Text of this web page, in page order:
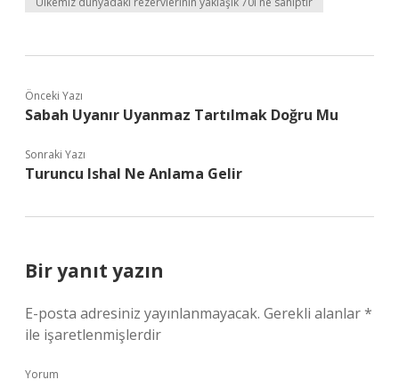
Önceki Yazı
Sabah Uyanır Uyanmaz Tartılmak Doğru Mu
Sonraki Yazı
Turuncu Ishal Ne Anlama Gelir
Bir yanıt yazın
E-posta adresiniz yayınlanmayacak. Gerekli alanlar*
ile işaretlenmişlerdir
Yorum